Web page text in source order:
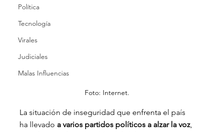
Política
Tecnología
Virales
Judiciales
Malas Influencias
Foto: Internet.
La situación de inseguridad que enfrenta el país
ha llevado a varios partidos políticos a alzar la voz